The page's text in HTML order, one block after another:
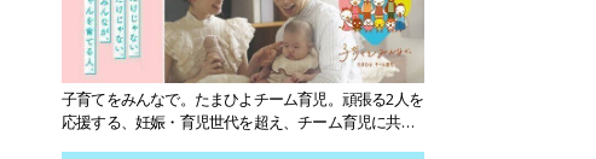
子育てをみんなで。たまひよチーム育児。頑張る2人を
応援する、妊娠・育児世代を超え、チーム育児に共感